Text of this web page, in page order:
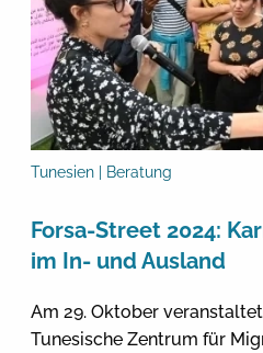
Tunesien | Beratung
Forsa-Street 2024:
im In- und Ausland
Am 29. Oktober
Tunesische Zentrum für